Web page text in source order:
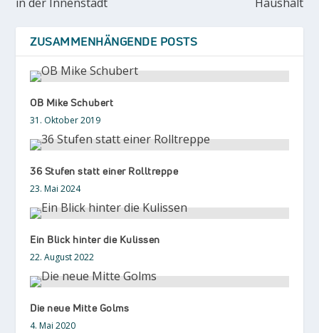
ZUSAMMENHÄNGENDE POSTS
OB Mike Schubert
31. Oktober 2019
36 Stufen statt einer Rolltreppe
23. Mai 2024
Ein Blick hinter die Kulissen
22. August 2022
Die neue Mitte Golms
4. Mai 2020